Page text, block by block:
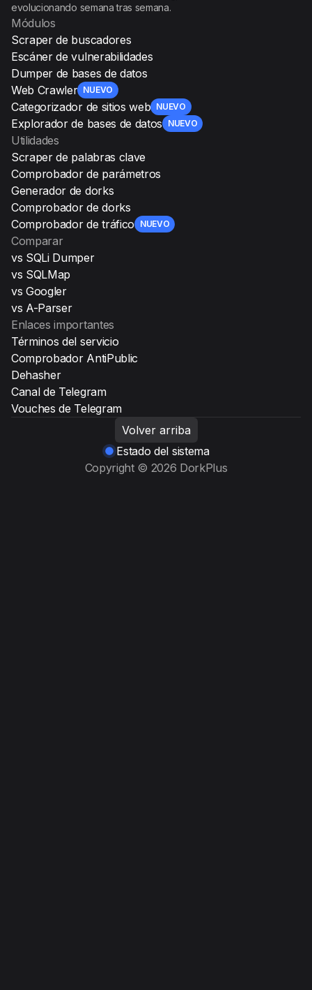
evolucionando semana tras semana.
Módulos
Scraper de buscadores
Escáner de vulnerabilidades
Dumper de bases de datos
Web Crawler NUEVO
Categorizador de sitios web NUEVO
Explorador de bases de datos NUEVO
Utilidades
Scraper de palabras clave
Comprobador de parámetros
Generador de dorks
Comprobador de dorks
Comprobador de tráfico
NUEVO
Comparar
vs SQLi Dumper
vs SQLMap
vs Googler
vs A-Parser
Enlaces importantes
Términos del servicio
Comprobador AntiPublic
Dehasher
Canal de Telegram
Vouches de Telegram
Volver arriba
Estado del sistema
Copyright © 2026 DorkPlus